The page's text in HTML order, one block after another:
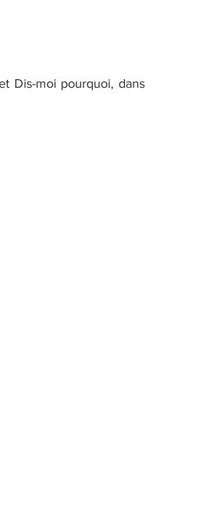
Dis-moi pourquoi, dans